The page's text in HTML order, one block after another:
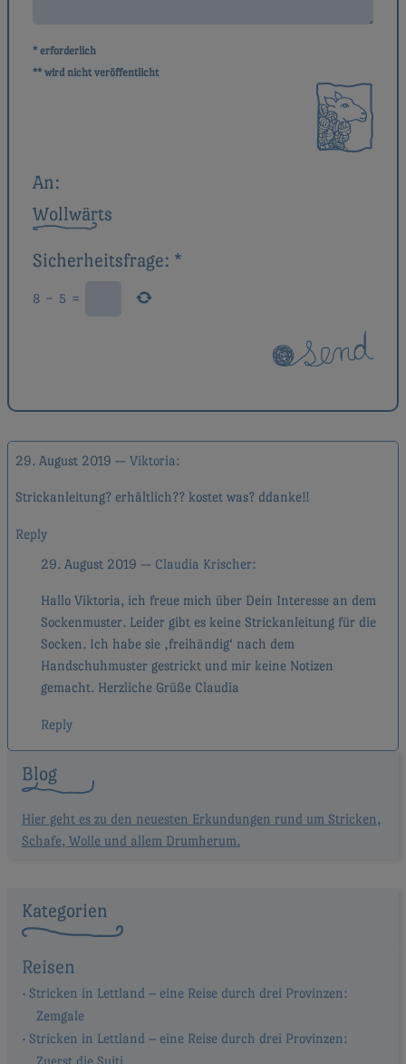
* erforderlich
** wird nicht veröffentlicht
An:
Wollwärts
Sicherheitsfrage: *
8 − 5 =
29. August 2019 Viktoria
Strickanleitung? erhãltlich?? kostet was? ddanke!!
Reply
29. August 2019
Claudia Krischer
Hallo Viktoria, ich freue mich über Dein Interesse an dem
Sockenmuster. Leider gibt es keine Strickanleitung für die
Socken. Ich habe sie ‚freihändig‘ nach dem
Handschuhmuster gestrickt und mir keine Notizen
gemacht. Herzliche Grüße Claudia
Reply
Blog
Hier geht es zu den neuesten Erkundungen rund um Stricken,
Schafe, Wolle und allem Drumherum.
Kategorien
Reisen
Stricken in Lettland – eine Reise durch drei Provinzen:
Zemgale
Stricken in Lettland – eine Reise durch drei Provinzen:
Zuerst die Suiti